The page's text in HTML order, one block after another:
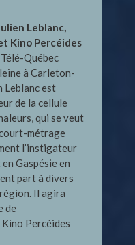
Leblanc,
Kino Percéides
Québec
à Carleton-
Leblanc est
de la cellule
qui se veut
métrage
l’instigateur
Gaspésie en
part à divers
Il agira
de
Percéides